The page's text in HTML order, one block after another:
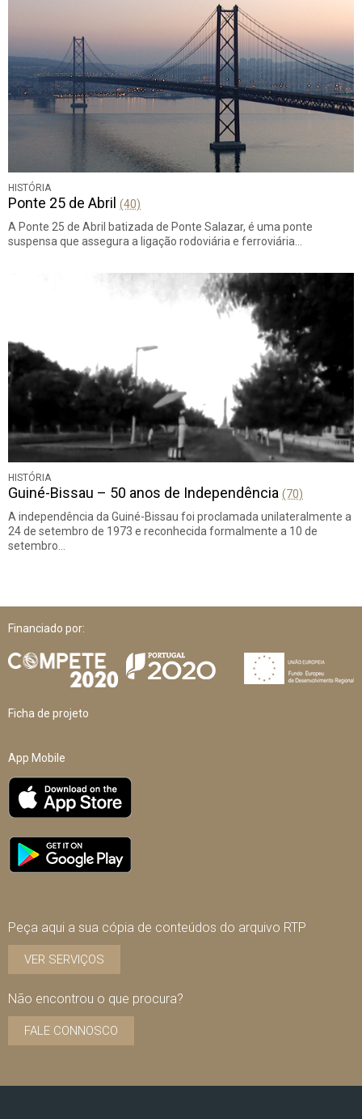
HISTÓRIA
Ponte 25 de Abril (40)
A Ponte 25 de Abril batizada de Ponte Salazar, é uma ponte
suspensa que assegura a ligação rodoviária e ferroviária…
HISTÓRIA
Guiné-Bissau – 50 anos de Independência (70)
A independência da Guiné-Bissau foi proclamada unilateralmente a
24 de setembro de 1973 e reconhecida formalmente a 10 de
setembro…
Financiado por:
Ficha de projeto
App Mobile
Peça aqui a sua cópia de conteúdos do arquivo RTP
VER SERVIÇOS
Não encontrou o que procura?
FALE CONNOSCO